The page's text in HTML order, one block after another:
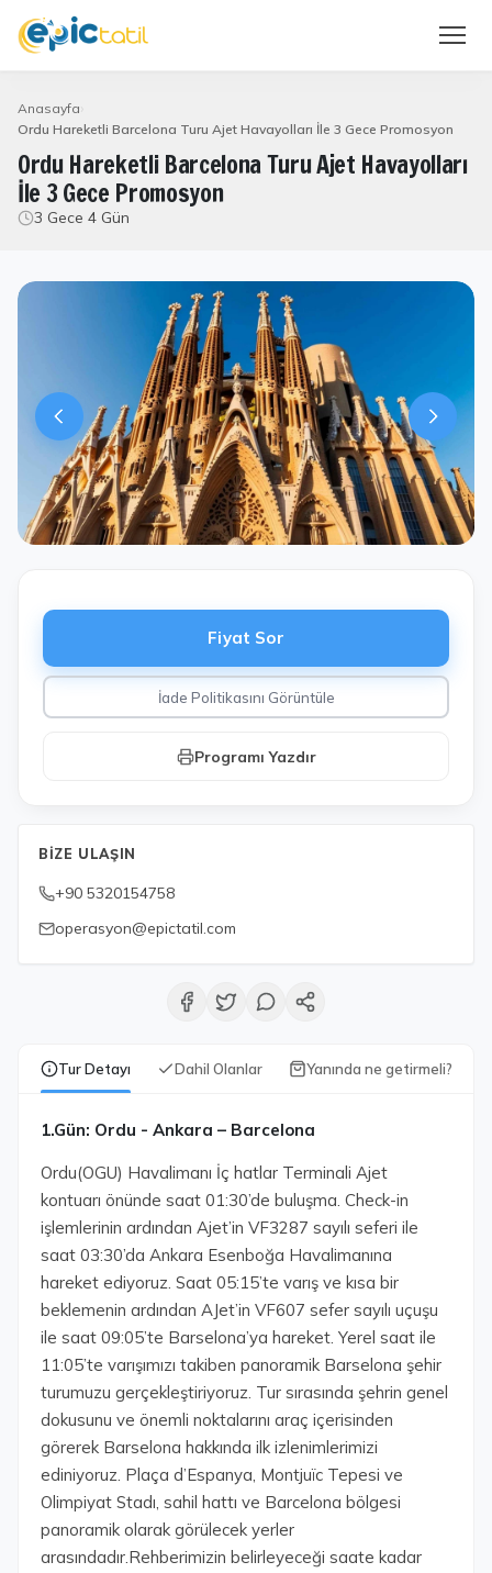
Anasayfa
Ordu Hareketli Barcelona Turu Ajet Havayolları İle 3 Gece Promosyon
Ordu Hareketli Barcelona Turu Ajet Havayolları
İle 3 Gece Promosyon
3 Gece 4 Gün
Tur Detayı Dahil Olanlar Yanında ne getirmeli?
1.Gün: Ordu - Ankara – Barcelona
Ordu(OGU) Havalimanı İç hatlar Terminali Ajet
kontuarı önünde saat 01:30’de buluşma. Check-in
işlemlerinin ardından Ajet’in VF3287 sayılı seferi ile
saat 03:30’da Ankara Esenboğa Havalimanına
hareket ediyoruz. Saat 05:15’te varış ve kısa bir
beklemenin ardından AJet’in VF607 sefer sayılı uçuşu
ile saat 09:05’te Barselona’ya hareket. Yerel saat ile
11:05’te varışımızı takiben panoramik Barselona şehir
turumuzu gerçekleştiriyoruz. Tur sırasında şehrin genel
dokusunu ve önemli noktalarını araç içerisinden
görerek Barselona hakkında ilk izlenimlerimizi
ediniyoruz. Plaça d’Espanya, Montjuïc Tepesi ve
Olimpiyat Stadı, sahil hattı ve Barcelona bölgesi
panoramik olarak görülecek yerler
arasındadır.Rehberimizin belirleyeceği saate kadar
Fiyat Sor
İade Politikasını Görüntüle
Programı Yazdır
BIZE ULAŞIN
+90 5320154758
operasyon@epictatil.com